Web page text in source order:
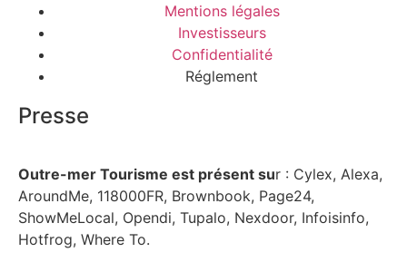
Mentions légales
Investisseurs
Confidentialité
Réglement
Presse
Outre-mer Tourisme est présent sur : Cylex, Alexa,
AroundMe, 118000FR, Brownbook, Page24,
ShowMeLocal, Opendi, Tupalo, Nexdoor, Infoisinfo,
Hotfrog, Where To.